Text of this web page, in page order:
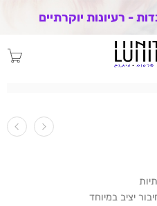
- רעיונות יוקרתיים
יציב במיוחד